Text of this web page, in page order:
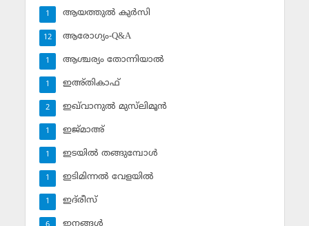
ആയത്തുല്‍ കുര്‍സി
1
ആരോഗ്യം-Q&A
12
ആശ്ചര്യം തോന്നിയാല്‍
1
ഇഅ്തികാഫ്‌
1
ഇഖ്‌വാനുല്‍ മുസ്‌ലിമൂന്‍
2
ഇജ്മാഅ്
1
ഇടയില്‍ തങ്ങുമ്പോള്‍
1
ഇടിമിന്നല്‍ വേളയില്‍
1
ഇദ്‌രീസ്‌
1